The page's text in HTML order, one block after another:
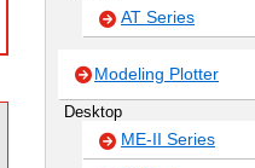
AT Series
Modeling Plotter
Desktop
ME-II Series